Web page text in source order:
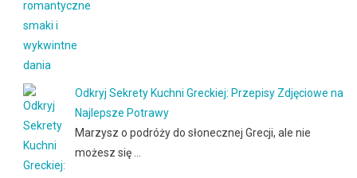
Odkryj Sekrety Kuchni Greckiej: Przepisy Zdjęciowe na
Najlepsze Potrawy
Marzysz o podróży do słonecznej Grecji, ale nie
możesz się …